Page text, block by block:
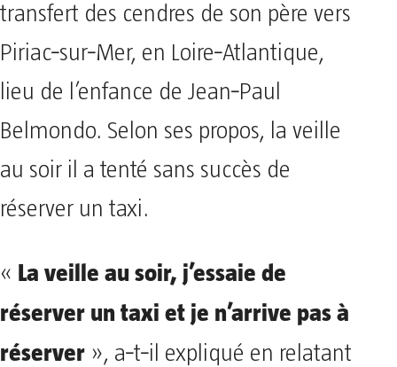
transfert des cendres de son père vers
Piriac‑sur‑Mer, en Loire‑Atlantique,
lieu de l’enfance de Jean‑Paul
Belmondo. Selon ses propos, la veille
au soir il a tenté sans succès de
réserver un taxi.
« La veille au soir, j’essaie de
réserver un taxi et je n’arrive pas à
réserver », a‑t‑il expliqué en relatant